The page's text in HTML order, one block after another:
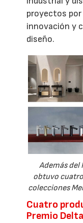
proyectos por
innovación y
diseño.
Además del
obtuvo
colecciones
Cuatro
Premio